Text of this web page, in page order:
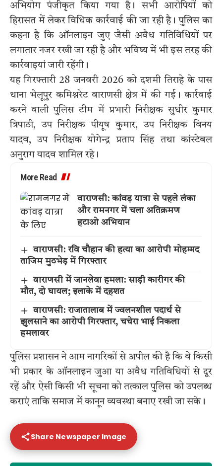
अभियोग पंजीकृत किया गया है। सभी आरोपियों को
हिरासत में लेकर विधिक कार्रवाई की जा रही है। पुलिस का
कहना है कि ऑनलाइन जुए जैसी अवैध गतिविधियों पर
लगातार नजर रखी जा रही है और भविष्य में भी इस तरह की
कार्रवाइयां जारी रहेंगी।
यह गिरफ्तारी 28 जनवरी 2026 को दशमी तिराहे के पास
थाना भेलूपुर कमिश्नरेट वाराणसी क्षेत्र में की गई। कार्रवाई
करने वाली पुलिस टीम में प्रभारी निरीक्षक सुधीर कुमार
त्रिपाठी, उप निरीक्षक पीयूष कुमार, उप निरीक्षक विनय
यादव, उप निरीक्षक योगेन्द्र प्रताप सिंह तथा कांस्टेबल
अनुराग यादव शामिल रहे।
More Read
वाराणसी: कांवड़ यात्रा से पहले लंका
और रामनगर में चला अतिक्रमण
हटाओ अभियान
वाराणसी: रवि चौहान की हत्या का आरोपी मोहम्मद
ताजिम मुठभेड़ में गिरफ्तार
वाराणसी में जानलेवा हमला: साड़ी कारीगर की
मौत, दो घायल; इलाके में दहशत
वाराणसी: राजातालाब में ज्वलनशील पदार्थ से
झुलसाने का आरोपी गिरफ्तार, चचेरा भाई निकला
हमलावर
पुलिस प्रशासन ने आम नागरिकों से अपील की है कि वे किसी
भी प्रकार के ऑनलाइन जुआ या अवैध गतिविधियों से दूर
रहें और ऐसी किसी भी सूचना को तत्काल पुलिस को उपलब्ध
कराएं ताकि समाज में कानून व्यवस्था बनाए रखी जा सके।
Share Newspaper Image